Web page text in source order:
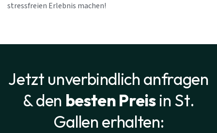
stressfreien Erlebnis machen!
Jetzt unverbindlich anfragen
& den besten Preisin St.
Gallen erhalten: